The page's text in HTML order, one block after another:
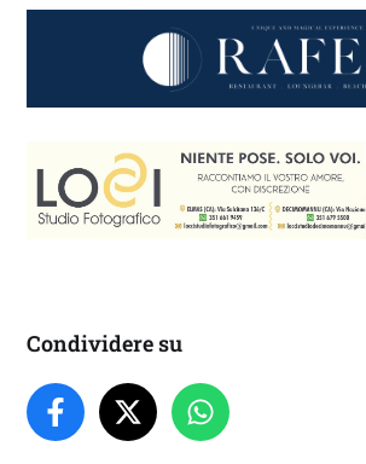
Condividere su